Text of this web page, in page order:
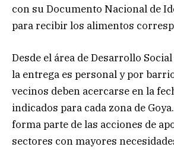
con su Documento Nacional de
para recibir los alimentos
Desde el área de Desarrollo
la entrega es personal y por
vecinos deben acercarse en la
indicados para cada zona de
forma parte de las acciones de
sectores con mayores